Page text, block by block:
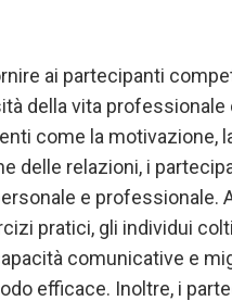
ai partecipanti
della vita
come la motivazione,
delle relazioni, i
e professionale.
pratici, gli individui
comunicative e
efficace. Inoltre, i